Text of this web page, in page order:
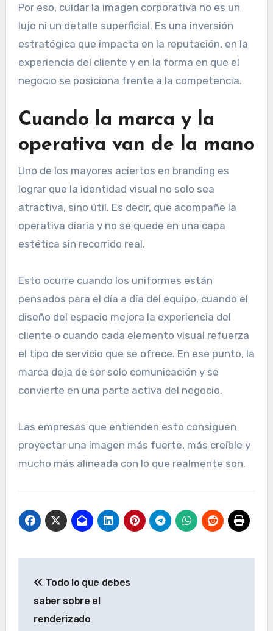
Por eso, cuidar la imagen corporativa no es un
lujo ni un detalle superficial. Es una inversión
estratégica que impacta en la reputación, en la
experiencia del cliente y en la forma en que el
negocio se posiciona frente a la competencia.
Cuando la marca y la
operativa van de la mano
Uno de los mayores aciertos en branding es
lograr que la identidad visual no solo sea
atractiva, sino útil. Es decir, que acompañe la
operativa diaria y no se quede en una capa
estética sin recorrido real.
Esto ocurre cuando los uniformes están
pensados para el día a día del equipo, cuando el
diseño del espacio mejora la experiencia del
cliente o cuando cada elemento visual refuerza
el tipo de servicio que se ofrece. En ese punto, la
marca deja de ser solo comunicación y se
convierte en una parte activa del negocio.
Las empresas que entienden esto consiguen
proyectar una imagen más fuerte, más creíble y
mucho más alineada con lo que realmente son.
Todo lo que debes
saber sobre el
renderizado